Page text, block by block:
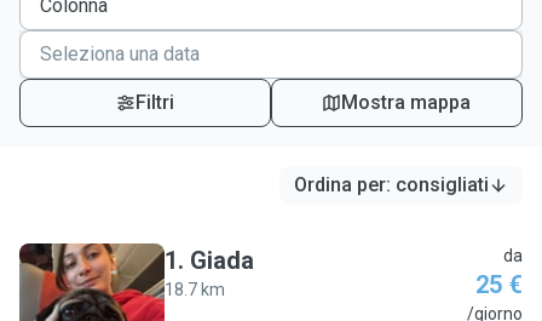
Filtri Mostra mappa
Ordina per: consigliati
1. Giada
18.7 km
da
25 €
/giorno